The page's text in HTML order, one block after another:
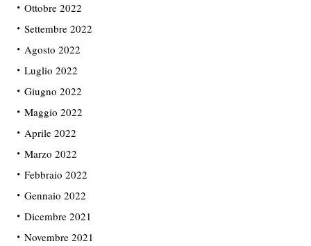
Ottobre 2022
Settembre 2022
Agosto 2022
Luglio 2022
Giugno 2022
Maggio 2022
Aprile 2022
Marzo 2022
Febbraio 2022
Gennaio 2022
Dicembre 2021
Novembre 2021